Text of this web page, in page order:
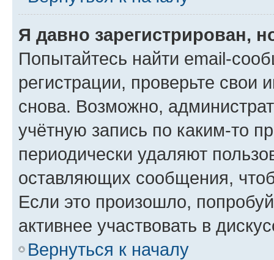
Я давно зарегистрирован,
Попытайтесь найти email-
регистрации, проверьте свои
снова. Возможно,
учётную запись по каким-то
периодически удаляют
оставляющих сообщения,
Если это произошло,
активнее участвовать в
Вернуться к началу